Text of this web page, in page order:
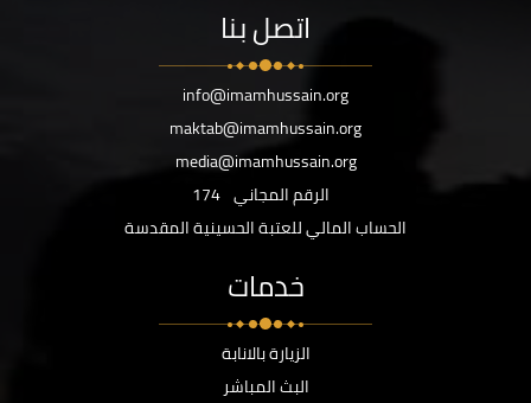
اتصل بنا
info@imamhussain.org
maktab@imamhussain.org
media@imamhussain.org
الرقم المجاني 174
الحساب المالي للعتبة الحسينية المقدسة
خدمات
الزيارة بالانابة
البث المباشر